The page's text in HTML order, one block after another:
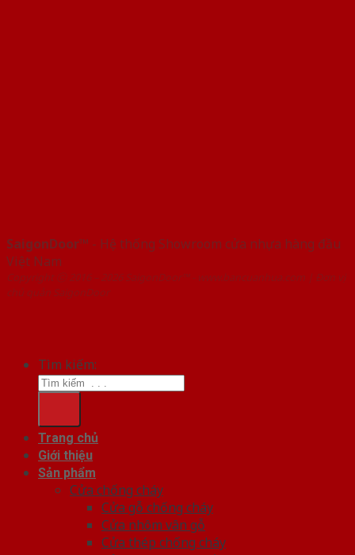
SaigonDoor™ - Hệ thống Showroom cửa nhựa hàng đầu
Việt Nam
Copyright ⓒ 2016 – 2026 SaigonDoor™ - www.bancuanhua.com | Đơn vị
chủ quản SaigonDoor
Tìm kiếm:
Trang chủ
Giới thiệu
Sản phẩm
Cửa chống cháy
Cửa gỗ chống cháy
Cửa nhôm vân gỗ
Cửa thép chống cháy